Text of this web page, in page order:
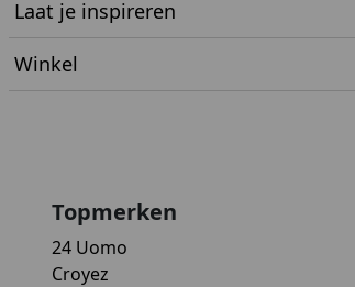
Laat je inspireren
Winkel
Topmerken
24 Uomo
Croyez